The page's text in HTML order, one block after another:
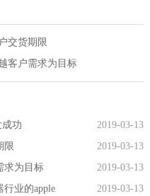
交货期限
客户需求为目标
2019-03-13
功
2019-03-13
限
2019-03-13
求为目标
2019-03-13
业的apple